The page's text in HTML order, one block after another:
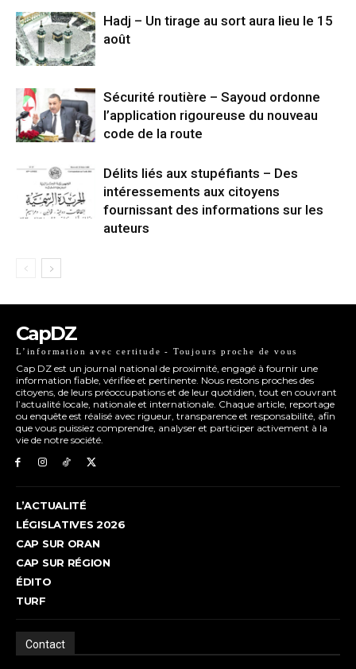
Hadj – Un tirage au sort aura lieu le 15
août
Sécurité routière – Sayoud ordonne
l’application rigoureuse du nouveau
code de la route
Délits liés aux stupéfiants – Des
intéressements aux citoyens
fournissant des informations sur les
auteurs
CapDZ
L’information avec certitude - Toujours proche de vous
Cap DZ est un journal national de proximité, engagé à fournir une
information fiable, vérifiée et pertinente. Nous restons proches des
citoyens, de leurs préoccupations et de leur quotidien, tout en couvrant
l’actualité locale, nationale et internationale. Chaque article, reportage
ou enquête est réalisé avec rigueur, transparence et responsabilité, afin
que vous puissiez comprendre, analyser et participer activement à la
vie de notre société.
L’ACTUALITÉ
LÉGISLATIVES 2026
CAP SUR ORAN
CAP SUR RÉGION
ÉDITO
TURF
Contact